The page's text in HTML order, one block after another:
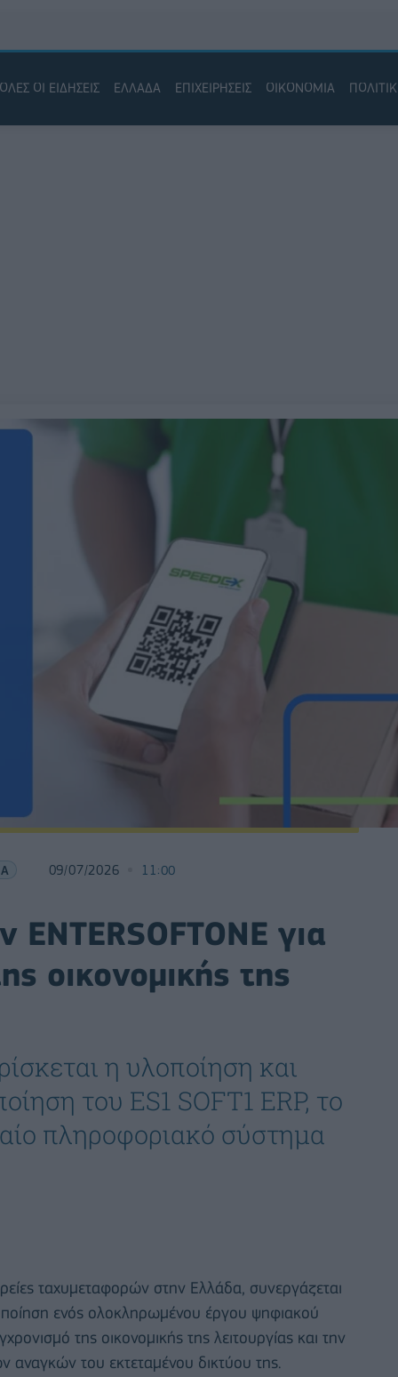
ΟΛΕΣ ΟΙ ΕΙΔΗΣΕΙΣ ΕΛΛΑΔΑ ΕΠΙΧΕΙΡΗΣΕΙΣ ΟΙΚΟΝΟΜΙΑ
09/07/2026 11:00
ENTERSOFTONE για
οικονομικής της
η υλοποίηση και
του ES1 SOFT1 ERP, το
πληροφοριακό σύστημα
ταχυμεταφορών στην Ελλάδα, συνεργάζεται
ενός ολοκληρωμένου έργου ψηφιακού
της οικονομικής της λειτουργίας και την
αναγκών του εκτεταμένου δικτύου της.